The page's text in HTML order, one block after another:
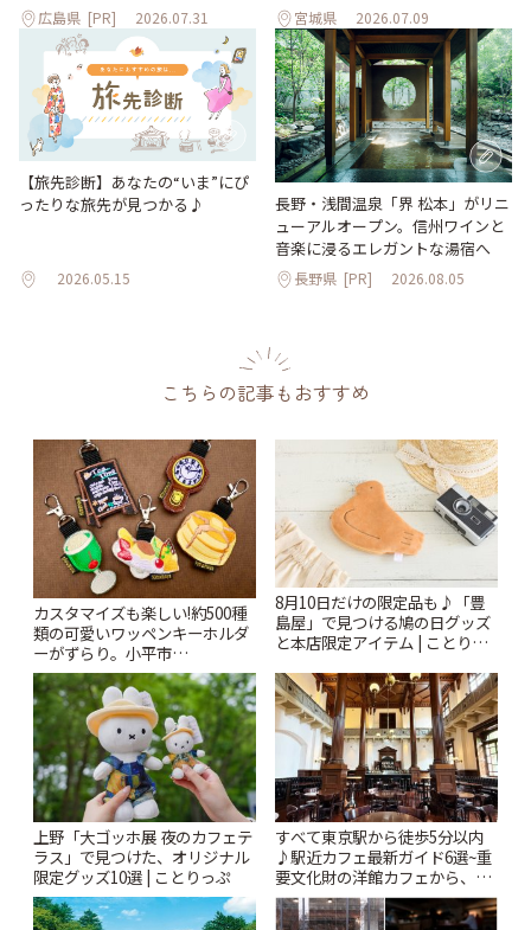
広島県 [PR] 2026.07.31 宮城県 2026.07.09
【旅先診断】あなたの“いま”にぴ
ったりな旅先が見つかる♪
2026.05.15
長野・浅間温泉「界 松本」がリニ
ューアルオープン。信州ワインと
音楽に浸るエレガントな湯宿へ
長野県 [PR] 2026.08.05
こちらの記事もおすすめ
カスタマイズも楽しい!約500種
類の可愛いワッペンキーホルダ
ーがずらり。小平市
「Kimamaya T&K」 | ことりっ
ぷ
8月10日だけの限定品も♪「豊
島屋」で見つける鳩の日グッズ
と本店限定アイテム | ことりっ
上野「大ゴッホ展 夜のカフェテ
ラス」で見つけた、オリジナル
限定グッズ10選 | ことりっぷ
すべて東京駅から徒歩5分以内
♪駅近カフェ最新ガイド6選~重
要文化財の洋館カフェから、改
札すぐのレトロ喫茶まで~ | こと
りっぷ